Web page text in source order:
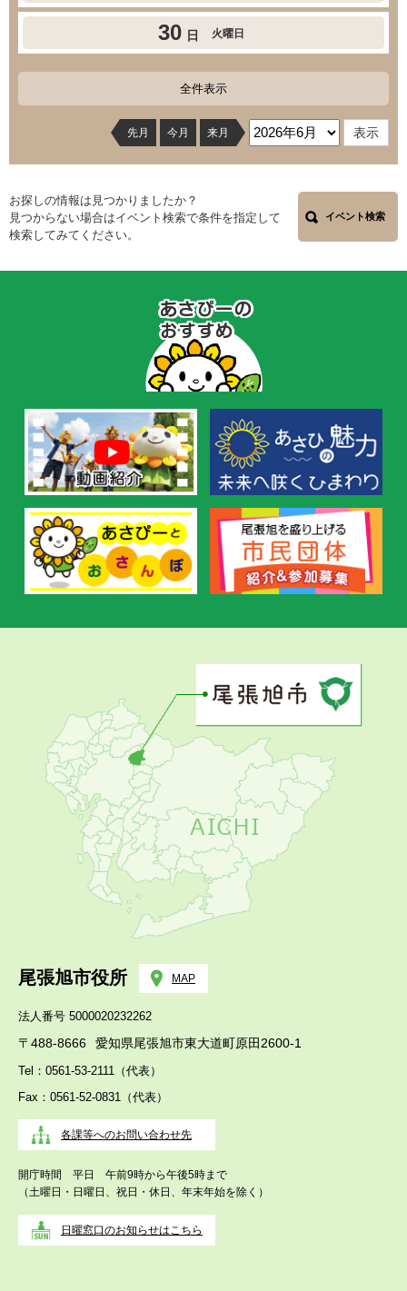
30 日 火曜日
全件表示
先月 今月 来月
お探しの情報は見つかりましたか？
見つからない場合はイベント検索で条件を指定して
検索してみてください。
イベント検索
の
お
す
め
尾張旭市役所 MAP
法人番号 5000020232262
〒488-8666 愛知県尾張旭市東大道町原田2600-1
Tel：0561-53-2111（代表）
Fax：0561-52-0831（代表）
各課等へのお問い合わせ先
開庁時間 平日 午前9時から午後5時まで
（土曜日・日曜日、祝日・休日、年末年始を除く）
日曜窓口のお知らせはこちら